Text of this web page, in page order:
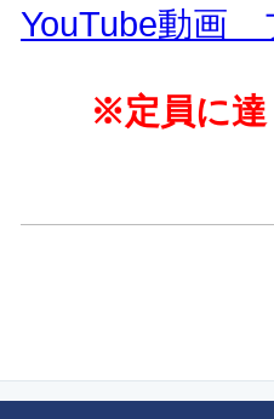
YouTube動画
※定員に達